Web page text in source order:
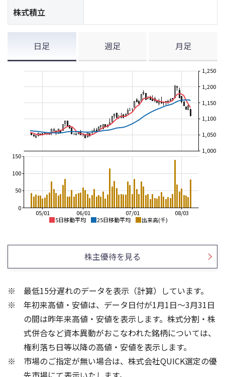
株式積立
日足 週足 月足
5日移動平均 25日移動平均 出来高(千)
08/03
07/01
06/01
05/01
1,000
1,050
1,100
1,150
1,200
1,250
0
50
100
150
950
1,000
800
1,000
1,200
1,600
1,800
2,000
0
1,000
1,500
株主優待を見る
最低15分遅れのデータを表示（計算）しています。
年初来高値・安値は、データ日付が1月1日～3月31日
の間は昨年来高値・安値を表示します。株式分割・株
式併合など資本異動がおこなわれた銘柄については、
権利落ち日等以降の高値・安値を表示します。
市場のご指定が無い場合は、株式会社QUICK選定の優